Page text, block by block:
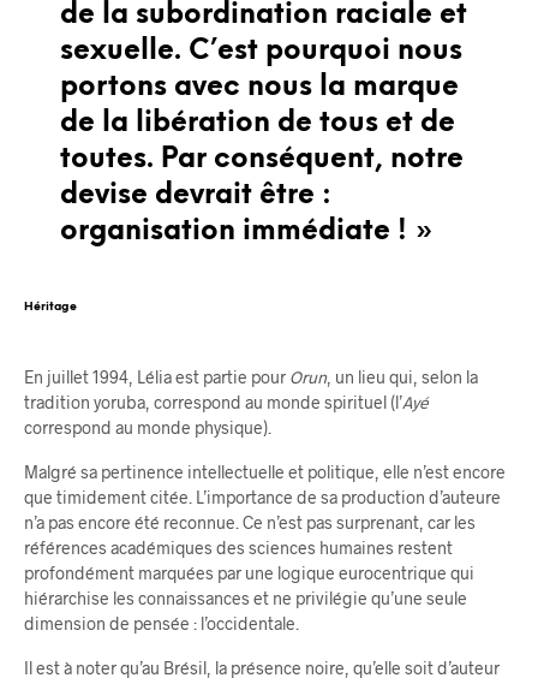
de la subordination raciale et
sexuelle. C’est pourquoi nous
portons avec nous la marque
de la libération de tous et de
toutes. Par conséquent, notre
devise devrait être :
organisation immédiate ! »
Héritage
En juillet 1994, Lélia est partie pour Orun, un lieu qui, selon la
tradition yoruba, correspond au monde spirituel (l’Ayé
correspond au monde physique).
Malgré sa pertinence intellectuelle et politique, elle n’est encore
que timidement citée. L’importance de sa production d’auteure
n’a pas encore été reconnue. Ce n’est pas surprenant, car les
références académiques des sciences humaines restent
profondément marquées par une logique eurocentrique qui
hiérarchise les connaissances et ne privilégie qu’une seule
dimension de pensée : l’occidentale.
Il est à noter qu’au Brésil, la présence noire, qu’elle soit d’auteur